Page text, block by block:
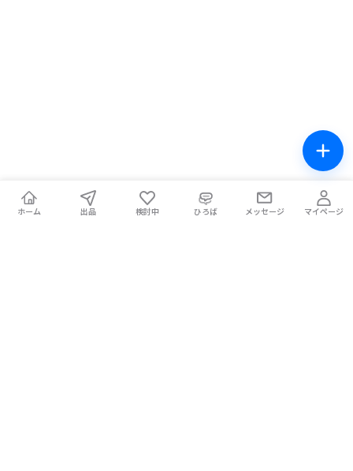
ホーム 出品 検討中 ひろば メッセージ マイページ